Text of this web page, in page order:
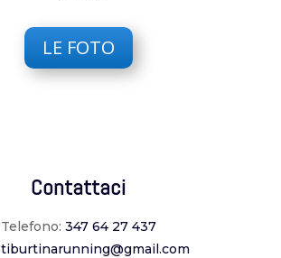
LE FOTO
Contattaci
Telefono: 347 64 27 437
tiburtinarunning@gmail.com